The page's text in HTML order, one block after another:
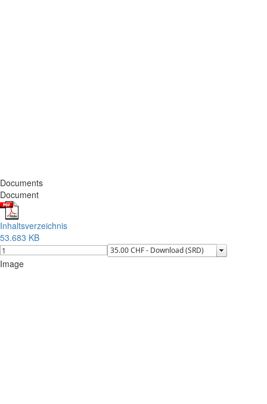
Documents
Document
Inhaltsverzeichnis
53.683 KB
Image